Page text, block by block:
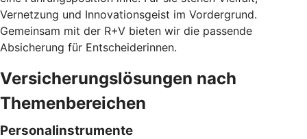
Vernetzung und Innovationsgeist im Vordergrund.
Gemeinsam mit der R+V bieten wir die passende
Absicherung für Entscheiderinnen.
Versicherungslösungen nach
Themenbereichen
Personalinstrumente